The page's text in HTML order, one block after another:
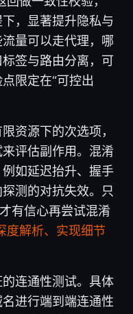
，显著提升隐私与
量可以走代理，哪
签与路由分离，可
限定在“可控出
资源下的次选项，
评估副作用。混淆
如延迟抬升、握手
测的对抗失效。只
有信心再尝试混淆
度解析、实现细节
连通性测试。具体
进行端到端连通性